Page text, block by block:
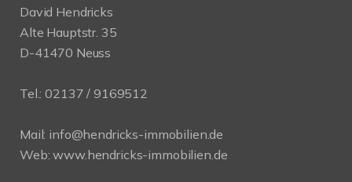
David Hendricks
Alte Hauptstr. 35
D-41470 Neuss
Tel.: 02137 / 9169512
Mail: info@hendricks-immobilien.de
Web:www.hendricks-immobilien.de